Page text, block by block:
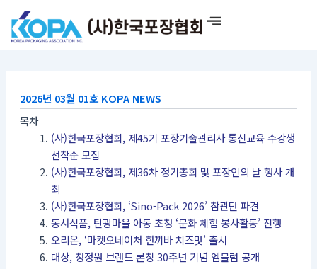
2026년 03월 01호 KOPA NEWS
목차
(사)한국포장협회, 제45기 포장기술관리사 통신교육 수강생
선착순 모집
(사)한국포장협회, 제36차 정기총회 및 포장인의 날 행사 개
최
(사)한국포장협회, ‘Sino-Pack 2026’ 참관단 파견
동서식품, 탄광마을 아동 초청 ‘문화 체험 봉사활동’ 진행
오리온, ‘마켓오네이처 한끼바 치즈맛’ 출시
대상, 청정원 브랜드 론칭 30주년 기념 엠블럼 공개